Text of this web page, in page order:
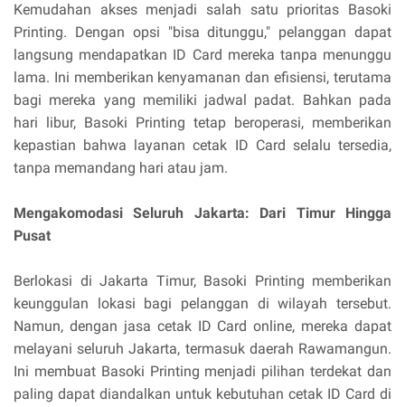
Kemudahan akses menjadi salah satu prioritas Basoki
Printing. Dengan opsi "bisa ditunggu," pelanggan dapat
langsung mendapatkan ID Card mereka tanpa menunggu
lama. Ini memberikan kenyamanan dan efisiensi, terutama
bagi mereka yang memiliki jadwal padat. Bahkan pada
hari libur, Basoki Printing tetap beroperasi, memberikan
kepastian bahwa layanan cetak ID Card selalu tersedia,
tanpa memandang hari atau jam.
Mengakomodasi Seluruh Jakarta: Dari Timur Hingga
Pusat
Berlokasi di Jakarta Timur, Basoki Printing memberikan
keunggulan lokasi bagi pelanggan di wilayah tersebut.
Namun, dengan jasa cetak ID Card online, mereka dapat
melayani seluruh Jakarta, termasuk daerah Rawamangun.
Ini membuat Basoki Printing menjadi pilihan terdekat dan
paling dapat diandalkan untuk kebutuhan cetak ID Card di